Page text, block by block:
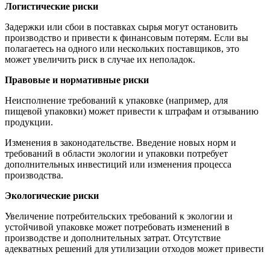
Логистические риски
Задержки или сбои в поставках сырья могут остановить
производство и привести к финансовым потерям. Если вы
полагаетесь на одного или нескольких поставщиков, это
может увеличить риск в случае их неполадок.
Правовые и нормативные риски
Неисполнение требований к упаковке (например, для
пищевой упаковки) может привести к штрафам и отзыванию
продукции.
Изменения в законодательстве. Введение новых норм и
требований в области экологии и упаковки потребует
дополнительных инвестиций или изменения процесса
производства.
Экологические риски
Увеличение потребительских требований к экологии и
устойчивой упаковке может потребовать изменений в
производстве и дополнительных затрат. Отсутствие
адекватных решений для утилизации отходов может привести